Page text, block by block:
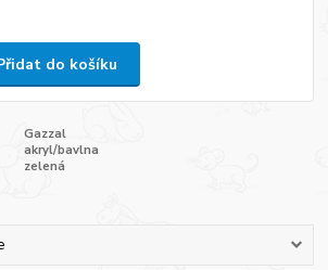
do košíku
Gazzal
akryl/bavlna
zelená